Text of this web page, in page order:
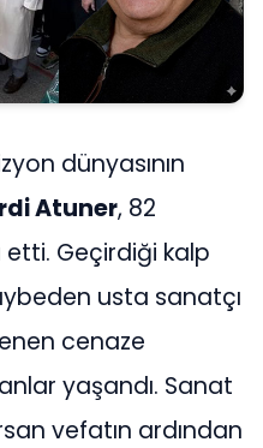
dünyasının
Atuner, 82
Geçirdiği kalp
usta sanatçı
cenaze
yaşandı. Sanat
vefatın ardından